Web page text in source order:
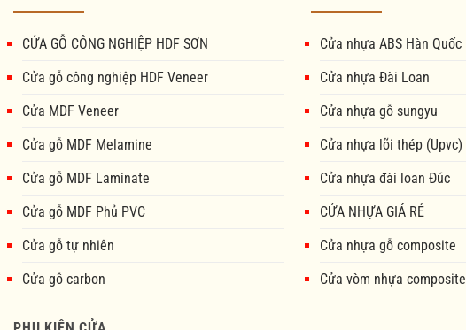
CỬA GỖ CÔNG NGHIỆP HDF SƠN
Cửa gỗ công nghiệp HDF Veneer
Cửa MDF Veneer
Cửa gỗ MDF Melamine
Cửa gỗ MDF Laminate
Cửa gỗ MDF Phủ PVC
Cửa gỗ tự nhiên
Cửa gỗ carbon
Cửa nhựa ABS Hàn Quốc
Cửa nhựa Đài Loan
Cửa nhựa gỗ sungyu
Cửa nhựa lõi thép (Upvc)
Cửa nhựa đài loan Đúc
CỬA NHỰA GIÁ RẺ
Cửa nhựa gỗ composite
Cửa vòm nhựa composite